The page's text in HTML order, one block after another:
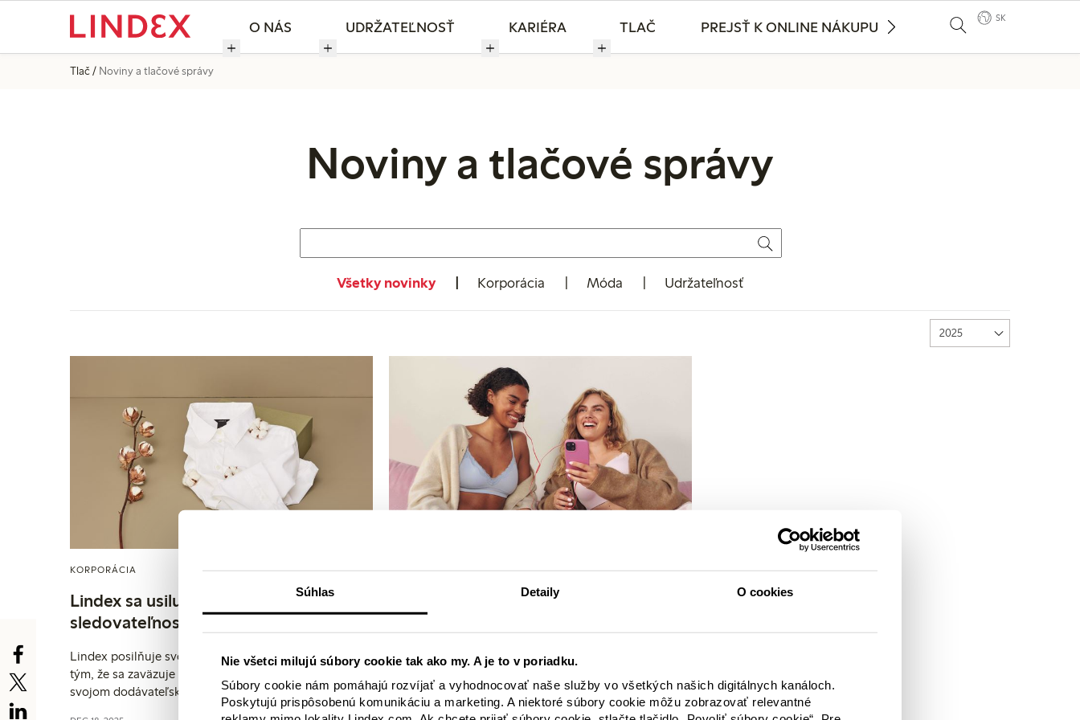
Súhlas Detaily O cookies
Nie všetci milujú súbory cookie tak ako my. A je to v poriadku.
Súbory cookie nám pomáhajú rozvíjať a vyhodnocovať naše služby vo všetkých našich digitálnych kanáloch.
Poskytujú prispôsobenú komunikáciu a marketing. A niektoré súbory cookie môžu zobrazovať relevantné
O NÁS UDRŽATEĽNOSŤ KARIÉRA TLAČ PREJSŤ K ONLINE NÁKUPU
SK
Tlač Noviny a tlačové správy
Noviny a tlačové správy
Všetky novinky Korporácia Móda Udržateľnosť
KORPORÁCIA
Lindex sa usiluje o 100%
sledovateľnosť v celom svojom
Lindex posilňuje svoje úsilie v oblasti udržateľnosti
tým, že sa zaväzuje k úplnej sledovateľnosti v celom
svojom dodávateľskom reťazci. V rámci tejto
iniciatívy módna spoločnosť implementuje digitálnu
KORPORÁCIA
Nová štúdia spoločnosti Lindex v
Škandinávii poukazuje na stigmu
Ideály o telesnej kráse a hormonálne zmeny
Vyplýva to z nového prieskumu, ktorý uskutočnila
spoločnosť Norstat v mene spoločnosti Lindex a